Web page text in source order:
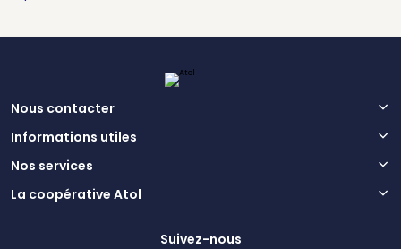
Nous contacter
Informations utiles
Nos services
La coopérative Atol
Suivez-nous